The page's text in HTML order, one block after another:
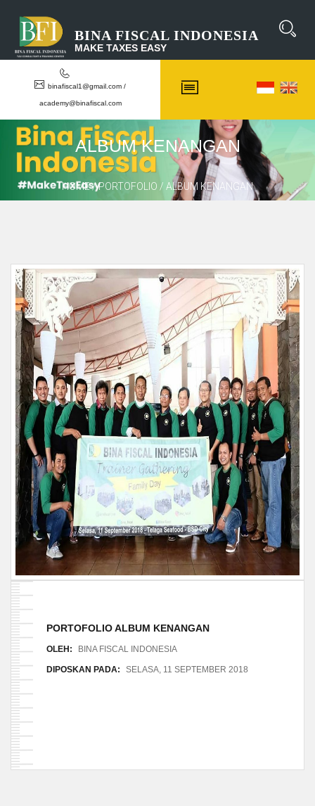
BINA FISCAL INDONESIA
MAKE TAXES EASY
Cari
Disini...
binafiscal1@gmail.com /
academy@binafiscal.com
ALBUM KENANGAN
HOME/PORTOFOLIO / ALBUM KENANGAN
PORTOFOLIO ALBUM KENANGAN
OLEH: BINA FISCAL INDONESIA
DIPOSKAN PADA: SELASA, 11 SEPTEMBER 2018